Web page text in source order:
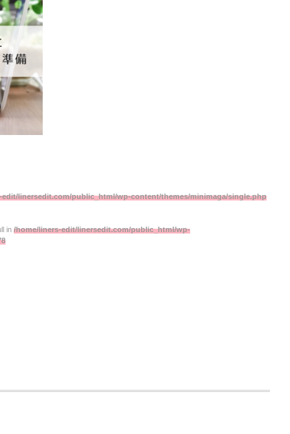
edit/linersedit.com/public_html/wp-content/themes/minimaga/single.php
in /home/liners-edit/linersedit.com/public_html/wp-